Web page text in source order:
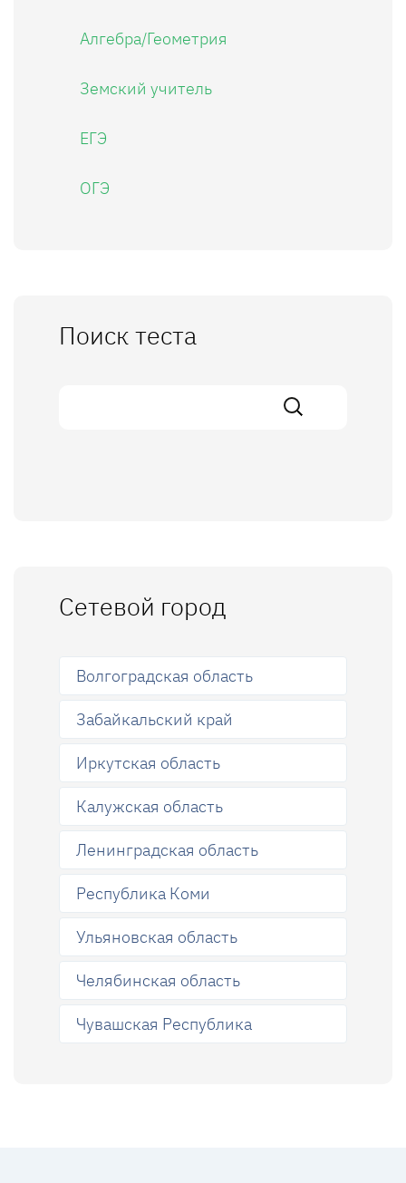
Алгебра/Геометрия
Земский учитель
ЕГЭ
ОГЭ
Поиск теста
Сетевой город
Волгоградская область
Забайкальский край
Иркутская область
Калужская область
Ленинградская область
Республика Коми
Ульяновская область
Челябинская область
Чувашская Республика